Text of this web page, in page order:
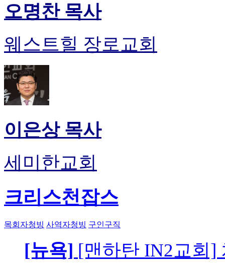
오명찬 목사
웨스트힐 장로교회
이은상 목사
세미한교회
크리스천잡스
목회자청빙 사역자청빙 구인구직
[뉴욕] [맨하탄 IN2교회]